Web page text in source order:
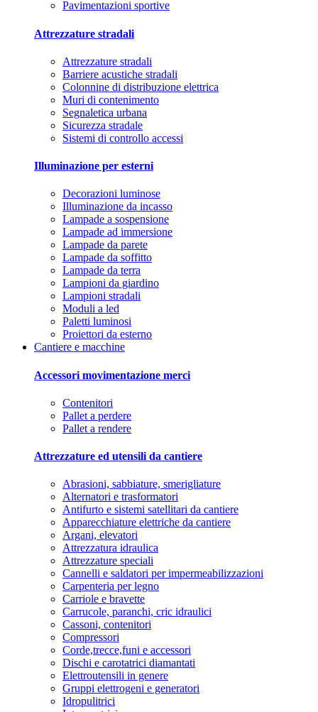
Pavimentazioni sportive
Attrezzature stradali
Attrezzature stradali
Barriere acustiche stradali
Colonnine di distribuzione elettrica
Muri di contenimento
Segnaletica urbana
Sicurezza stradale
Sistemi di controllo accessi
Illuminazione per esterni
Decorazioni luminose
Illuminazione da incasso
Lampade a sospensione
Lampade ad immersione
Lampade da parete
Lampade da soffitto
Lampade da terra
Lampioni da giardino
Lampioni stradali
Moduli a led
Paletti luminosi
Proiettori da esterno
Cantiere e macchine
Accessori movimentazione merci
Contenitori
Pallet a perdere
Pallet a rendere
Attrezzature ed utensili da cantiere
Abrasioni, sabbiature, smerigliature
Alternatori e trasformatori
Antifurto e sistemi satellitari da cantiere
Apparecchiature elettriche da cantiere
Argani, elevatori
Attrezzatura idraulica
Attrezzature speciali
Cannelli e saldatori per impermeabilizzazioni
Carpenteria per legno
Carriole e bravette
Carrucole, paranchi, cric idraulici
Cassoni, contenitori
Compressori
Corde,trecce,funi e accessori
Dischi e carotatrici diamantati
Elettroutensili in genere
Gruppi elettrogeni e generatori
Idropulitrici